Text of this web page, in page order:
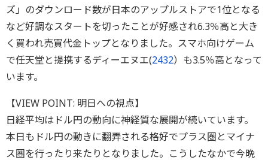
ズ」のダウンロード数が日本のアップルストアで1位となる
など好調なスタートを切ったことが好感され6.3％高と大き
く買われ売買代金トップとなりました。スマホ向けゲーム
で任天堂と提携するディーエヌエ(2432）も3.5％高となって
います。
【VIEW POINT: 明日への視点】
日経平均はドル円の動向に神経質な展開が続いています。
本日もドル円の動きに翻弄される格好でプラス圏とマイナ
ス圏を行ったり来たりとなりました。こうしたなかで今晩